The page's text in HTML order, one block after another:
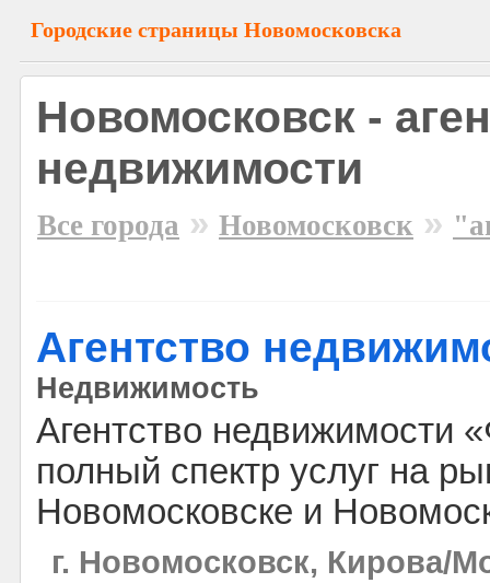
Городские страницы Новомосковска
Новомосковск -
недвижимости
Все города » Новомосковск »
Агентство
Недвижимость
Агентство недвижимости
полный спектр услуг на
Новомосковске и
г. Новомосковск, Кирова/